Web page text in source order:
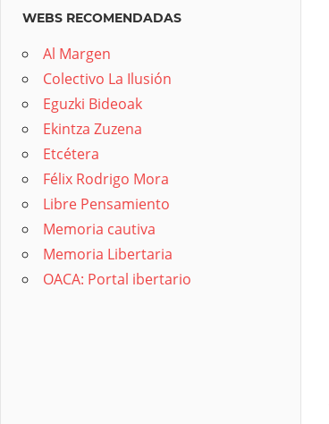
WEBS RECOMENDADAS
Al Margen
Colectivo La Ilusión
Eguzki Bideoak
Ekintza Zuzena
Etcétera
Félix Rodrigo Mora
Libre Pensamiento
Memoria cautiva
Memoria Libertaria
OACA: Portal ibertario